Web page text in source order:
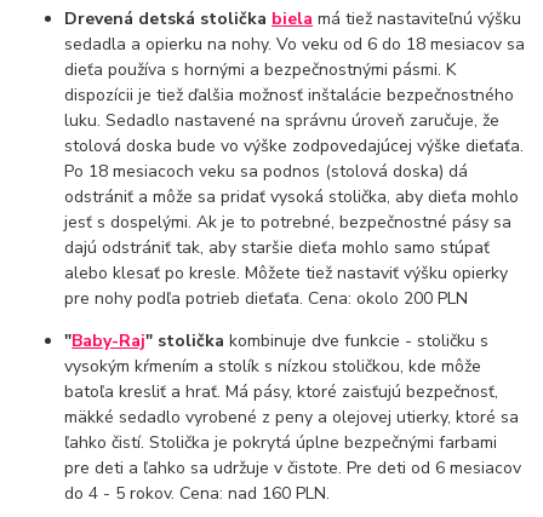
Drevená detská stolička biela má tiež nastaviteľnú výšku
sedadla a opierku na nohy. Vo veku od 6 do 18 mesiacov sa
dieťa používa s hornými a bezpečnostnými pásmi. K
dispozícii je tiež ďalšia možnosť inštalácie bezpečnostného
luku. Sedadlo nastavené na správnu úroveň zaručuje, že
stolová doska bude vo výške zodpovedajúcej výške dieťaťa.
Po 18 mesiacoch veku sa podnos (stolová doska) dá
odstrániť a môže sa pridať vysoká stolička, aby dieťa mohlo
jesť s dospelými. Ak je to potrebné, bezpečnostné pásy sa
dajú odstrániť tak, aby staršie dieťa mohlo samo stúpať
alebo klesať po kresle. Môžete tiež nastaviť výšku opierky
pre nohy podľa potrieb dieťaťa. Cena: okolo 200 PLN
"Baby-Raj" stoličkakombinuje dve funkcie - stoličku s
vysokým kŕmením a stolík s nízkou stoličkou, kde môže
batoľa kresliť a hrať. Má pásy, ktoré zaisťujú bezpečnosť,
mäkké sedadlo vyrobené z peny a olejovej utierky, ktoré sa
ľahko čistí. Stolička je pokrytá úplne bezpečnými farbami
pre deti a ľahko sa udržuje v čistote. Pre deti od 6 mesiacov
do 4 - 5 rokov. Cena: nad 160 PLN.